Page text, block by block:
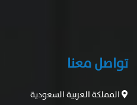
تواصل معنا
المملكة العربية السعودية